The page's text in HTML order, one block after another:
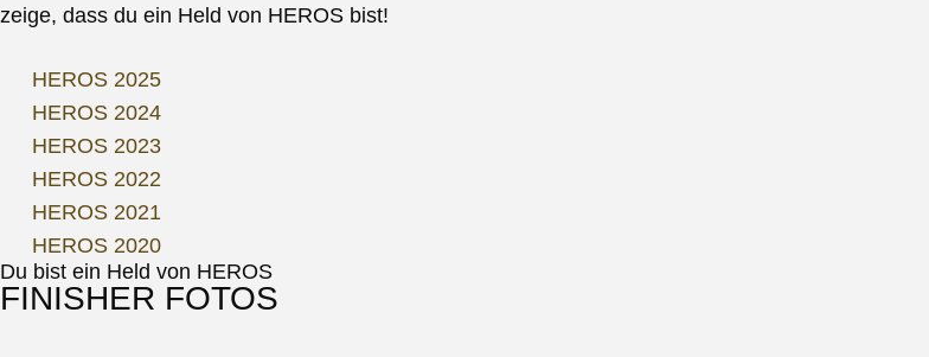
zeige, dass du ein Held von HEROS bist!
HEROS 2025
HEROS 2024
HEROS 2023
HEROS 2022
HEROS 2021
HEROS 2020
Du bist ein Held von HEROS
FINISHER FOTOS